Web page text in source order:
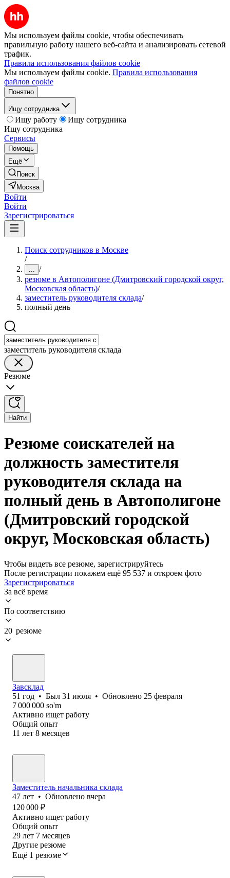
Мы используем файлы cookie, чтобы обеспечивать
правильную работу нашего веб-сайта и анализировать сетевой
трафик.
Правила использования файлов cookie
Мы используем файлы cookie. Правила использования
файлов cookie
Понятно
Ищу сотрудника
Ищу работу
Ищу сотрудника
Ищу сотрудника
Сервисы
Помощь
Ещё
Поиск
Москва
Войти
Войти
Зарегистрироваться
Поиск сотрудников в Москве
/
... /
резюме в Автополигоне (Дмитровский городской округ,
Московская область)/
заместитель руководителя склада/
полный день
заместитель руководителя склада
Резюме
Найти
Резюме соискателей на
должность заместителя
руководителя склада на
полный день в Автополигоне
(Дмитровский городской
округ, Московская область)
Чтобы видеть все резюме, зарегистрируйтесь
После регистрации покажем ещё 95 537 и откроем фото
Зарегистрироваться
За всё время
По соответствию
20 резюме
Завсклад
51 год • Был 31 июля • Обновлено 25 февраля
7 000 000 so'm
Активно ищет работу
Общий опыт
11 лет 8 месяцев
Заместитель начальника склада
47 лет • Обновлено вчера
120 000 ₽
Активно ищет работу
Общий опыт
29 лет 7 месяцев
Другие резюме
Ещё 1 резюме